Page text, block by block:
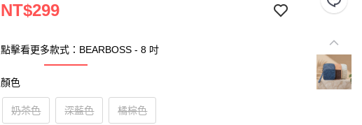
NT$299
點擊看更多款式：BEARBOSS - 8 吋
顏色
奶茶色 深藍色 橘棕色